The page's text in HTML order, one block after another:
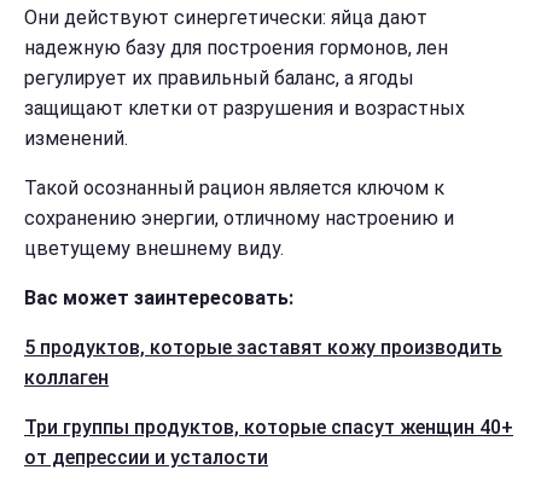
Они действуют синергетически: яйца дают
надежную базу для построения гормонов, лен
регулирует их правильный баланс, а ягоды
защищают клетки от разрушения и возрастных
изменений.
Такой осознанный рацион является ключом к
сохранению энергии, отличному настроению и
цветущему внешнему виду.
Вас может заинтересовать:
5 продуктов, которые заставят кожу производить
коллаген
Три группы продуктов, которые спасут женщин 40+
от депрессии и усталости